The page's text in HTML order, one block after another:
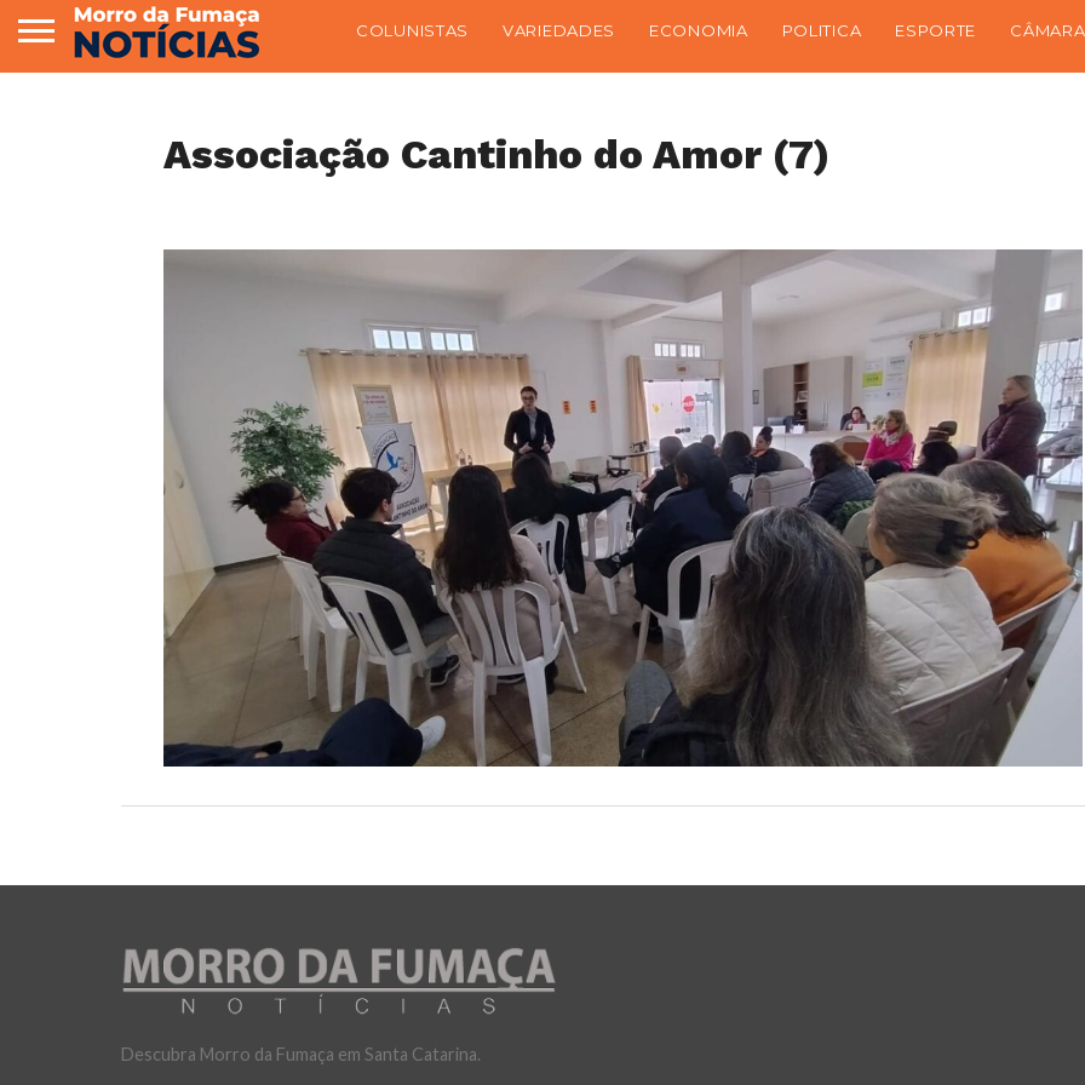
COLUNISTAS VARIEDADES ECONOMIA POLITICA ESPORTE
Associação Cantinho do Amor (7)
Descubra Morro da Fumaça em Santa Catarina.